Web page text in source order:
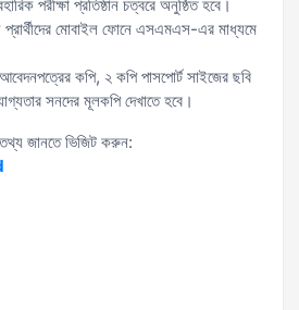
পরীক্ষা প্রতিষ্ঠান চত্বরে অনুষ্ঠিত হবে।
প্রার্থীদের মোবাইল ফোনে এসএমএস-এর মাধ্যমে
কপি, ২ কপি পাসপোর্ট সাইজের ছবি
সনদের মূলকপি দেখাতে হবে।
জানতে ভিজিট করুন: